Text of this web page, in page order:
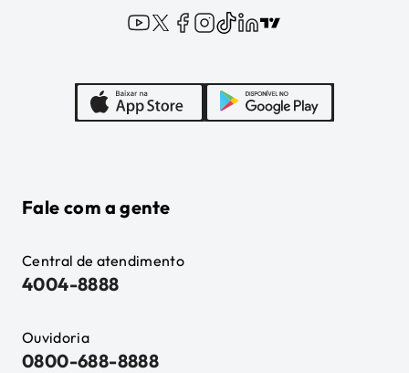
Fale com a gente
Central de atendimento
4004-8888
Ouvidoria
0800-688-8888